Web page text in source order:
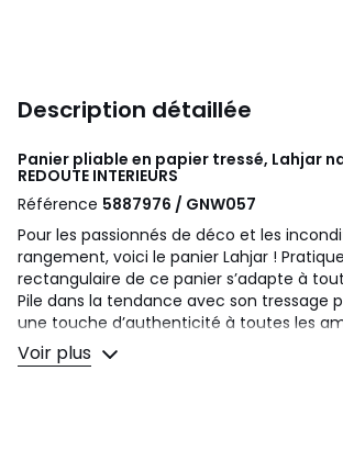
Description détaillée
Panier pliable en papier tressé, Lahjar
REDOUTE INTERIEURS
Référence 5887976 / GNW057
Pour les passionnés de déco et les
rangement, voici le panier Lahjar !
rectangulaire de ce panier s’adapte à
Pile dans la tendance avec son tressage
une touche d’authenticité à toutes les
multiplier pour un rangement optimal, en
sur une grande étagère.
Voir plus